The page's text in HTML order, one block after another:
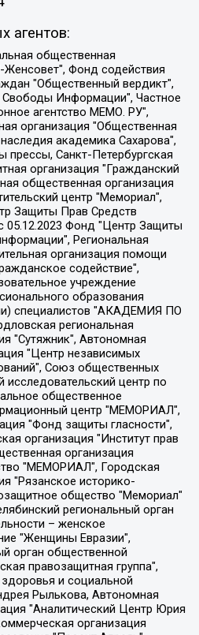
агентов:
с ограниченной ответственностью "МЕМО", Перл Роман Александрович, Симонов Евгений Алексеевич, Соловьева Елена Анатольевна, Сотников Даниил Владимирович, Сурначева Елизавета Дмитриевна, Автономная некоммерческая организация по защите прав человека и информированию населения "Якутия – Наше Мнение", Общество с ограниченной ответственностью "Москоу диджитал медиа", с 26.01.2023 Общество с ограниченной ответственностью "Чайка Белые сады", Ветошкина Валерия Валерьевна, Заговора Максим Александрович, Межрегиональное общественное движение "Российская ЛГБТ - сеть", Оленичев Максим Владимирович, Павлов Иван Юрьевич, Скворцова Елена Сергеевна, Общество с ограниченной ответственностью "Как бы инагент", Кочетков Игорь Викторович, Общество с ограниченной ответственностью "Честные выборы", Еланчик Олег Александрович, Общество с ограниченной ответственностью "Нобелевский призыв", Гималова Регина Эмилевна, Григорьев Андрей Валерьевич, Григорьева Алина Александровна, Ассоциация по содействию защите прав призывников, альтернативнослужащих и военнослужащих "Правозащитная группа "Гражданин.Армия.Право", Хисамова Регина Фаритовна, Автономная некоммерческая организация по реализации социально-правовых программ "Лилит", Дальневосточное общественное движение "Маяк", Санкт-Петербургская ЛГБТ-инициативная группа "Выход", Инициативная группа ЛГБТ+ "Реверс", Алексеев Андрей Викторович, Бекбулатова Таисия Львовна, Беляев Иван Михайлович, Владыкина Елена Сергеевна, Гельман Марат Александрович, Никульшина Вероника Юрьевна, Толоконникова Надежда Андреевна, Шендерович Виктор Анатольевич, Общество с ограниченной ответственностью "Данное сообщение", Общество с ограниченной ответственностью Издательский дом "Новая глава", Айнбиндер Александра Александровна, Московский комьюнити-центр для ЛГБТ+инициатив, Благотворительный фонд развития филантропии, Deutsche Welle (Германия, Kurt-Schumacher-Strasse 3, 53113 Bonn), Борзунова Мария Михайловна, Воробьев Виктор Викторович, Голубева Анна Львовна, Константинова Алла Михайловна, Малкова Ирина Владимировна, Мурадов Мурад Абдулгалимович, Осетинская Елизавета Николаевна, Понасенков Евгений Николаевич, Ганапольский Матвей Юрьевич, Киселев Евгений Алексеевич, Борухович Ирина Григорьевна, Дремин Иван Тимофеевич, Дубровский Дмитрий Викторович, Красноярская региональная общественная организация поддержки и развития альтернативных образовательных технологий и межкультурных коммуникаций "ИНТЕРРА", Маяковская Екатерина Алексеевна, Фейгин Марк Захарович, Филимонов Андрей Викторович, Дзугкоева Регина Николаевна, Доброхотов Роман Александрович, Дудь Юрий Александрович, Елкин Сергей Владимирович, Кругликов Кирилл Игоревич, Сабунаева Мария Леонидовна, Семенов Алексей Владимирович, Шаинян Карен Багратович, Шульман Екатерина Михайловна, Асафьев Артур Валерьевич, Вахштайн Виктор Семенович, Венедиктов Алексей Алексеевич, Лушникова Екатерина Евгеньевна, Волков Леонид Михайлович, Невзоров Александр Глебович, Пархоменко Сергей Борисович, Сироткин Ярослав Николаевич, Кара-Мурза Владимир Владимирович, Баранова Наталья Владимировна, Гозман Леонид Яковлевич, Кагарлицкий Борис Юльевич, Климарев Михаил Валерьевич, Милов Владимир Станиславович, Автономная некоммерческая организация Краснодарский центр современного искусства "Типография", Моргенштерн Алишер Тагирович, Соболь Любовь Эдуардовна, Общество с ограниченной ответственностью "ЛИЗА НОРМ", Каспаров Гарри Кимович, Ходорковский Михаил Борисович, Общество с ограниченной ответственностью "Апрельские тезисы", Данилович Ирина Брониславовна, Кашин Олег Владимирович, Петров Николай Владимирович, Пивоваров Алексей Владимирович, Соколов Михаил Владимирович, Цветкова Юлия Владимировна, Чичваркин Евгений Александрович, Комитет против пыток/Команда против пыток, Общество с ограниченной ответственностью "Первый научный", Общество с ограниченной ответственностью "Вертолет и ко", Белоцерковская Вероника Борисовна, Кац Максим Евгеньевич, Лазарева Татьяна Юрьевна, Шаведдинов Руслан Табризович, Яшин Илья Валерьевич, Общество с ограниченной ответственностью "Иноагент ААВ", Алешковский Дмитрий Петрович, Альбац Евгения Марковна, Быков Дмитрий Львович, Галямина Юлия Евгеньевна, Лойко Сергей Леонидович, Мартынов Кирилл Константинович, Медведев Сергей Александрович, Крашенинников Федор Геннадиевич, Гордеева Катерина Вл